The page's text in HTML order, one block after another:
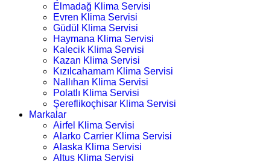
Elmadağ Klima Servisi
Evren Klima Servisi
Güdül Klima Servisi
Haymana Klima Servisi
Kalecik Klima Servisi
Kazan Klima Servisi
Kızılcahamam Klima Servisi
Nallıhan Klima Servisi
Polatlı Klima Servisi
Şereflikoçhisar Klima Servisi
Markalar
Airfel Klima Servisi
Alarko Carrier Klima Servisi
Alaska Klima Servisi
Altus Klima Servisi